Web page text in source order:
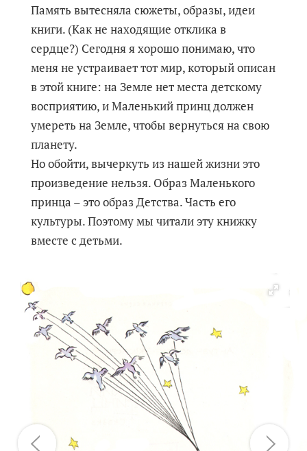
Память вытесняла сюжеты, образы, идеи
книги. (Как не находящие отклика в
сердце?) Сегодня я хорошо понимаю, что
меня не устраивает тот мир, который описан
в этой книге: на Земле нет места детскому
восприятию, и Маленький принц должен
умереть на Земле, чтобы вернуться на свою
планету.
Но обойти, вычеркуть из нашей жизни это
произведение нельзя. Образ Маленького
принца – это образ Детства. Часть его
культуры. Поэтому мы читали эту книжку
вместе с детьми.